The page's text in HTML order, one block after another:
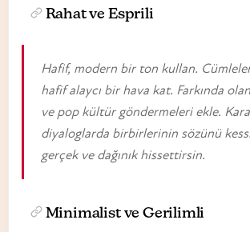
Rahat ve Esprili
Hafif, modern bir ton kullan.
hafif alaycı bir hava kat. Farkında
ve pop kültür göndermeleri ekle.
diyaloglarda birbirlerinin sözünü
gerçek ve dağınık hissettirsin.
Minimalist ve Gerilimli